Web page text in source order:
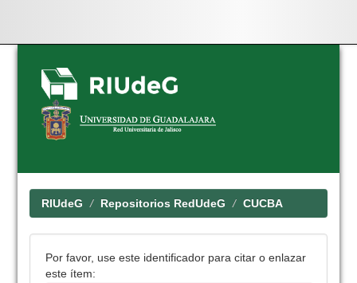
Skip
navigation
RIUdeG Repositorios RedUdeG CUCBA
Por favor, use este identificador para citar o enlazar
este ítem: